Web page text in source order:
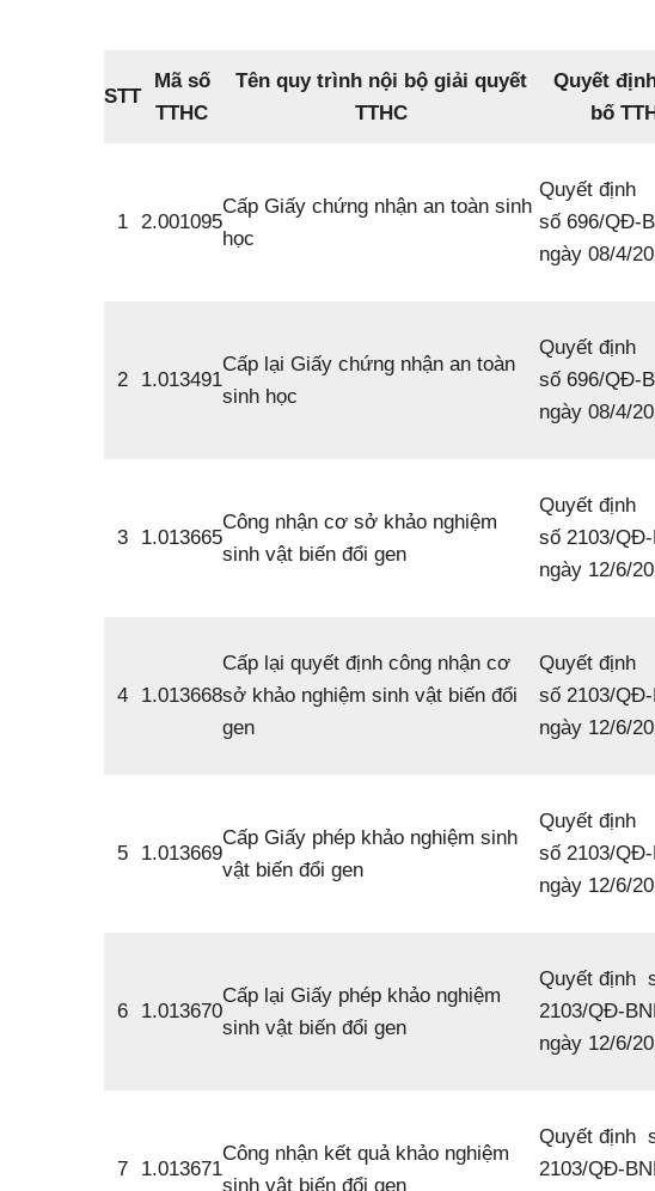
STT
Mã số
TTHC
Tên quy trình nội bộ giải quyết
TTHC
Quyết
bố
1 2.001095
Cấp Giấy chứng nhận an toàn sinh
học
Quyết định
số 696/QĐ-
ngày 08/4/
2 1.013491
Cấp lại Giấy chứng nhận an toàn
sinh học
Quyết định
số 696/QĐ-
ngày 08/4/
3 1.013665
Công nhận cơ sở khảo nghiệm
sinh vật biến đổi gen
Quyết định
số 2103/
ngày 12/6/
4 1.013668
Cấp lại quyết định công nhận cơ
sở khảo nghiệm sinh vật biến đổi
gen
Quyết định
số 2103/
ngày 12/6/
5 1.013669
Cấp Giấy phép khảo nghiệm sinh
vật biến đổi gen
Quyết định
số 2103/
ngày 12/6/
6 1.013670
Cấp lại Giấy phép khảo nghiệm
sinh vật biến đổi gen
Quyết định
2103/QĐ-
ngày 12/6/
7 1.013671
Công nhận kết quả khảo nghiệm
sinh vật biến đổi gen
Quyết định
2103/QĐ-